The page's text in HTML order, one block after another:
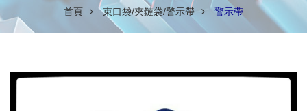
首頁 束口袋/夾鏈袋/警示帶 警示帶